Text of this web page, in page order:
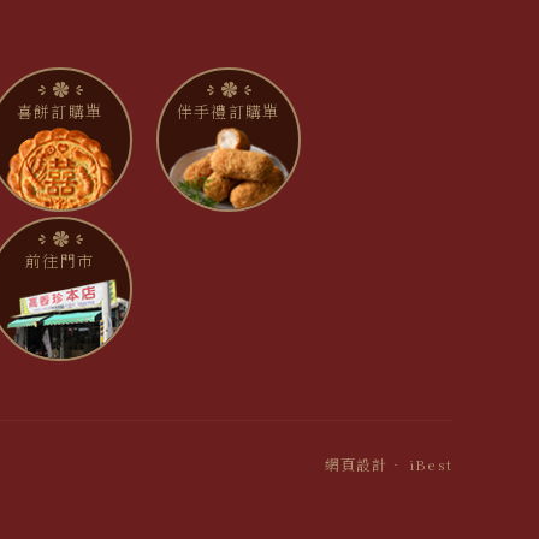
喜餅訂購單 伴手禮訂購單
前往門市
網頁設計 ‧ iBest